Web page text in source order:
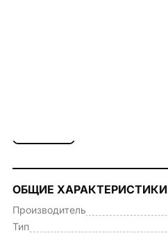
ОБЩИЕ ХАРАКТЕРИСТИКИ
Производитель
Тип